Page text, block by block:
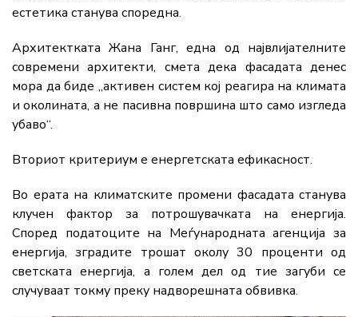
естетика станува споредна.
Архитектката Жана Ганг, една од највлијателните
современи архитекти, смета дека фасадата денес
мора да биде „активен систем кој реагира на климата
и околината, а не пасивна површина што само изгледа
убаво“.
Вториот критериум е енергетската ефикасност.
Во ерата на климатските промени фасадата станува
клучен фактор за потрошувачката на енергија.
Според податоците на Меѓународната агенција за
енергија, зградите трошат околу 30 проценти од
светската енергија, а голем дел од тие загуби се
случуваат токму преку надворешната обвивка.